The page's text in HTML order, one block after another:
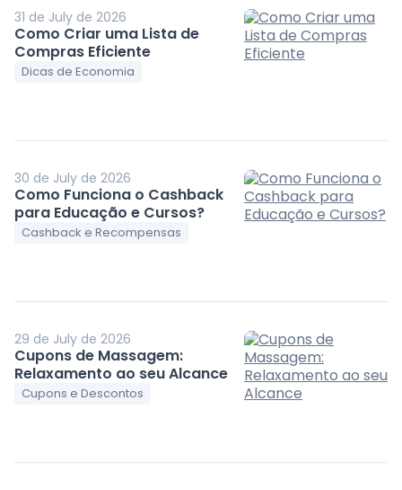
31 de July de 2026
Como Criar uma Lista de
Compras Eficiente
Dicas de Economia
30 de July de 2026
Como Funciona o Cashback
para Educação e Cursos?
Cashback e Recompensas
29 de July de 2026
Cupons de Massagem:
Relaxamento ao seu Alcance
Cupons e Descontos